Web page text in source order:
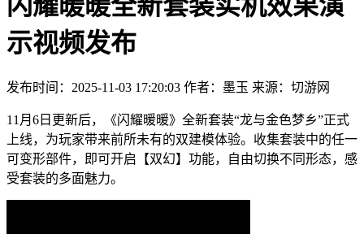
示视频发布
发布时间：2025-11-03 17:20:03 作者：墨玉 来源：切游网
11月6日更新后，《闪耀暖暖》全新套装“龙与金色梦乡”正式
上线，为玩家带来前所未有的双建模体验。收集套装中的任一
可变形部件，即可开启【双幻】功能，自由切换不同形态，感
受套装的多面魅力。